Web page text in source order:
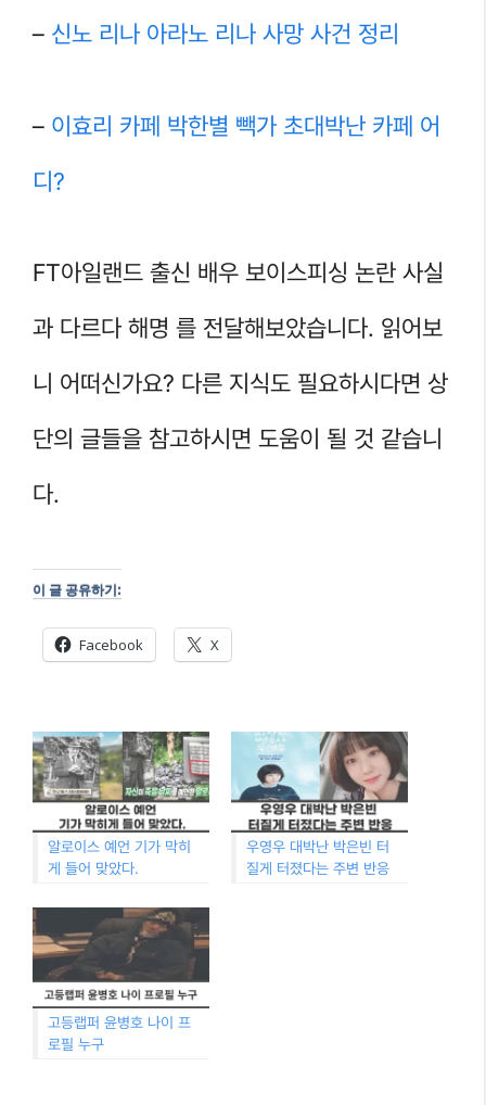
– 신노 리나 아라노 리나 사망 사건 정리
– 이효리 카페 박한별 빽가 초대박난 카페 어
디?
FT아일랜드 출신 배우 보이스피싱 논란 사실
과 다르다 해명 를 전달해보았습니다. 읽어보
니 어떠신가요? 다른 지식도 필요하시다면 상
단의 글들을 참고하시면 도움이 될 것 같습니
다.
이 글 공유하기:
Facebook X
알로이스 예언 기가 막히
게 들어 맞았다.
우영우 대박난 박은빈 터
질게 터졌다는 주변 반응
고등랩퍼 윤병호 나이 프
로필 누구